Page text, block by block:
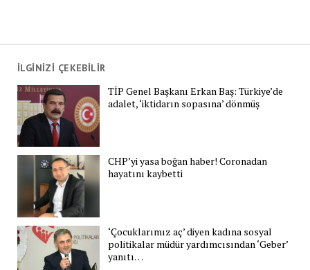
İLGİNİZİ ÇEKEBİLİR
TİP Genel Başkanı Erkan Baş: Türkiye’de
adalet, ‘iktidarın sopasına’ dönmüş
CHP’yi yasa boğan haber! Coronadan
hayatını kaybetti
‘Çocuklarımız aç’ diyen kadına sosyal
politikalar müdür yardımcısından ‘Geber’
yanıtı…